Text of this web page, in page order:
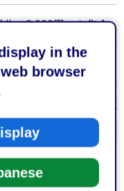
in the
browser
分（2,000円）を集金
の「申込フォーム」